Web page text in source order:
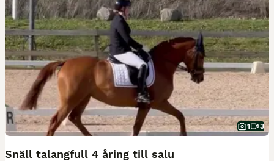
1 3
Snäll talangfull 4 åring till salu